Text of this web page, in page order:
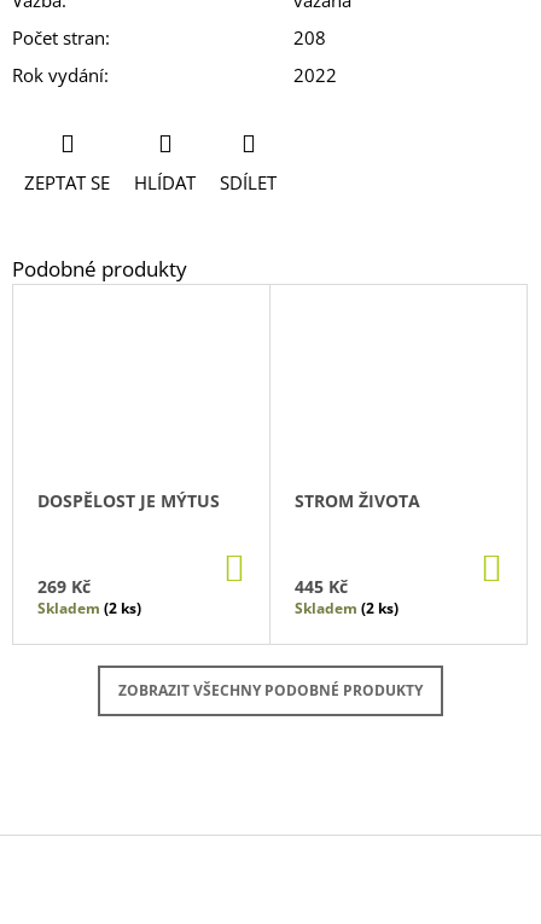
Počet stran:
208
Rok vydání: 2022
ZEPTAT SE HLÍDAT SDÍLET
DOSPĚLOST JE MÝTUS
269 Kč KOŠÍKU
Skladem (2 ks)
STROM ŽIVOTA
445 Kč
Skladem (2 ks)
ZOBRAZIT VŠECHNY PODOBNÉ PRODUKTY